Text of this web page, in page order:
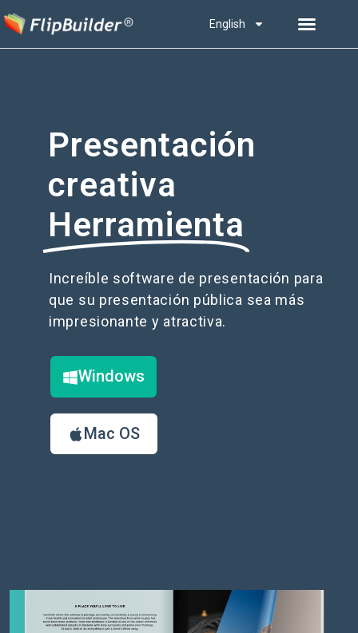
English
Presentación
creativa
Herramienta
Increíble software de presentación para
que su presentación pública sea más
impresionante y atractiva.
Windows
Mac OS